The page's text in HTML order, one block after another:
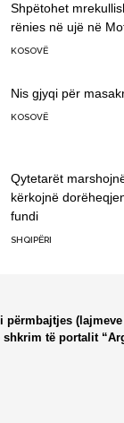
Shpëtohet
rënies në ujë në
KOSOVË
Nis gjyqi për
KOSOVË
Qytetarët
kërkojnë
fundi
SHQIPËRI
shkrim të portalit